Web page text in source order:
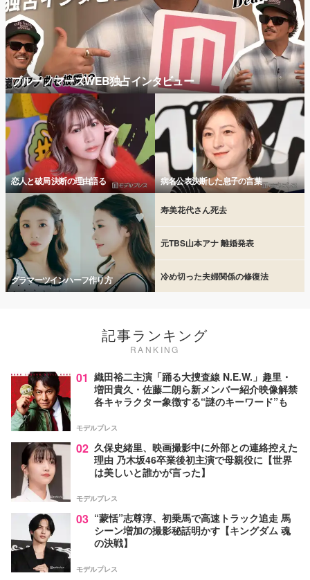
ブルーノマーズWEB独占インタビュー
恋人と破局 決断の理由語る 病名公表決断した息子の言葉
グラマーツインハーフ作り方
寿美花代さん死去
元TBS山本アナ 離婚発表
冷め切った夫婦関係の修復法
記事ランキング
RANKING
01 織田裕二主演「踊る大捜査線 N.E.W.」趣里・
増田貴久・佐藤二朗ら新メンバー紹介映像解禁
各キャラクター象徴する“謎のキーワード”も
モデルプレス
02 久保史緒里、映画撮影中に外部との連絡控えた
理由 乃木坂46卒業後初主演で母親役に【世界
は美しいと誰かが言った】
モデルプレス
03 “蒙恬”志尊淳、初乗馬で高速トラック追走 馬
シーン増加の撮影秘話明かす【キングダム 魂
の決戦】
モデルプレス